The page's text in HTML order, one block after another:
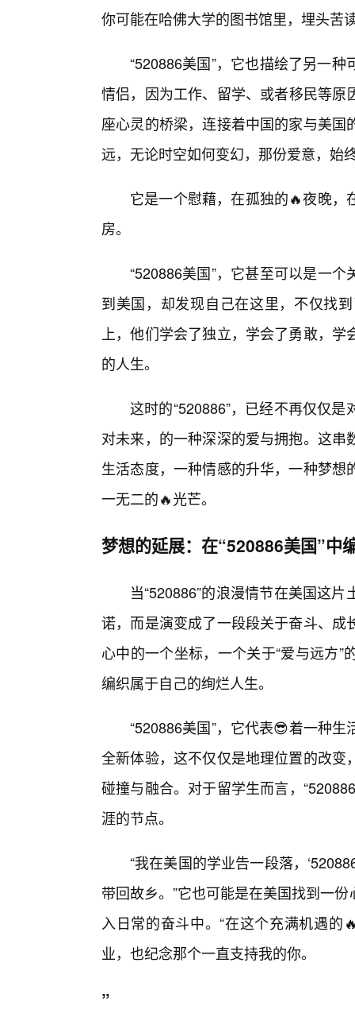
你可能在哈佛大学的图书馆里，埋头苦
“520886美国”，它也描绘了另一
情侣，因为工作、留学、或者移民等原
座心灵的桥梁，连接着中国的家与美
远，无论时空如何变幻，那份爱意，始
它是一个慰藉，在孤独的🔥夜晚
房。
“520886美国”，它甚至可以是一
到美国，却发现自己在这里，不仅找
上，他们学会了独立，学会了勇敢，
的人生。
这时的“520886”，已经不再仅仅
对未来，的一种深深的爱与拥抱。这
生活态度，一种情感的升华，一种梦
一无二的🔥光芒。
梦想的延展：在“520886美国”中
当“520886”的浪漫情节在美国这
诺，而是演变成了一段段关于奋斗、
心中的一个坐标，一个关于“爱与远方
编织属于自己的绚烂人生。
“520886美国”，它代表😎着一种
全新体验，这不仅仅是地理位置的改
碰撞与融合。对于留学生而言，
涯的节点。
“我在美国的学业告一段落，
带回故乡。”它也可能是在美国找到一
入日常的奋斗中。“在这个充满机遇的
业，也纪念那个一直支持我的你。
”